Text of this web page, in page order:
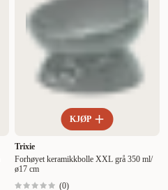
KJØP
Trixie
Forhøyet keramikkbolle XXL grå 350 ml/
ø17 cm
(0)